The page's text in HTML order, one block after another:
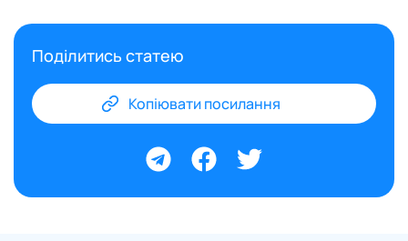
Поділитись статею
Копіювати посилання